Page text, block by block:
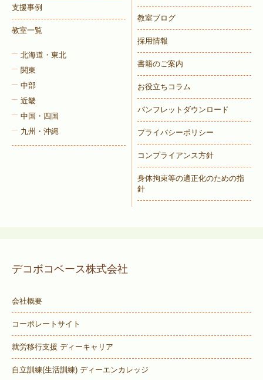
支援事例
教室一覧
北海道・東北
関東
中部
近畿
中国・四国
九州・沖縄
教室ブログ
採用情報
書籍のご案内
お役立ちコラム
パンフレットダウンロード
プライバシーポリシー
コンプライアンス方針
身体拘束等の適正化のための指
針
デコボコベース株式会社
会社概要
コーポレートサイト
就労移行支援 ディーキャリア
自立訓練(生活訓練) ディーエンカレッジ